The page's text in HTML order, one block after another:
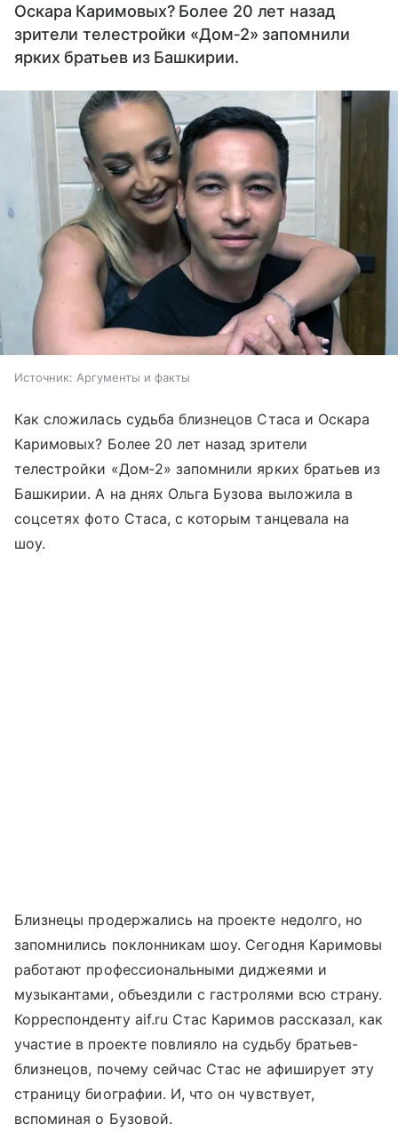
Оскара Каримовых? Более 20 лет назад
зрители телестройки «Дом‐2» запомнили
ярких братьев из Башкирии.
Источник: Аргументы и факты
Как сложилась судьба близнецов Стаса и Оскара
Каримовых? Более 20 лет назад зрители
телестройки «Дом‑2» запомнили ярких братьев из
Башкирии. А на днях Ольга Бузова выложила в
соцсетях фото Стаса, с которым танцевала на
шоу.
Близнецы продержались на проекте недолго, но
запомнились поклонникам шоу. Сегодня Каримовы
работают профессиональными диджеями и
музыкантами, объездили с гастролями всю страну.
Корреспонденту aif.ru Стас Каримов рассказал, как
участие в проекте повлияло на судьбу братьев-
близнецов, почему сейчас Стас не афиширует эту
страницу биографии. И, что он чувствует,
вспоминая о Бузовой.